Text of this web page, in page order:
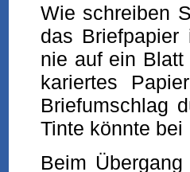
Wie schreiben
das
nie auf ein
kariertes
Briefumschlag
Tinte könnte
Beim